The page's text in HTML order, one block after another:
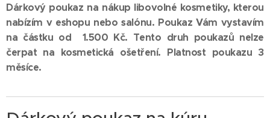
Dárkový poukaz na nákup libovolné kosmetiky, kterou
nabízím v eshopu nebo salónu. Poukaz Vám vystavím
na částku od 1.500 Kč. Tento druh poukazů nelze
čerpat na kosmetická ošetření. Platnost poukazu 3
měsíce.